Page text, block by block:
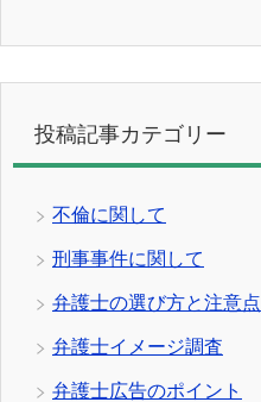
投稿記事カテゴリー
不倫に関して
刑事事件に関して
弁護士の選び方と注意点
弁護士イメージ調査
弁護士広告のポイント